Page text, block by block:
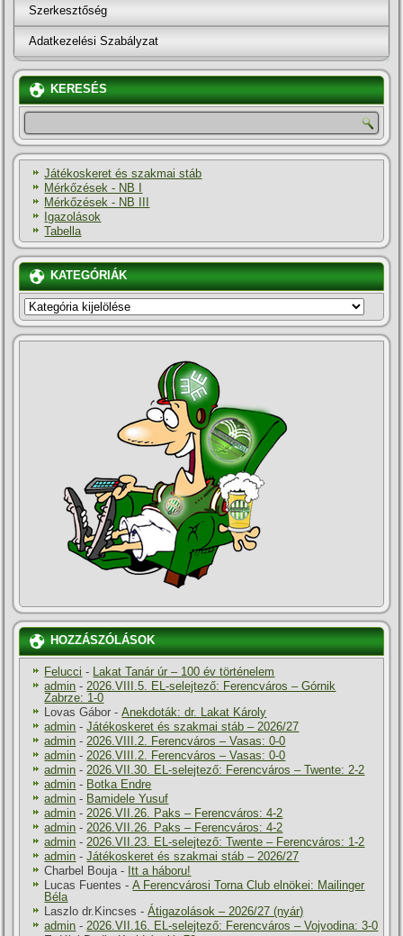
Szerkesztőség
Adatkezelési Szabályzat
KERESÉS
Játékoskeret és szakmai stáb
Mérkőzések - NB I
Mérkőzések - NB III
Igazolások
Tabella
KATEGÓRIÁK
KATEGÓRIÁK
HOZZÁSZÓLÁSOK
Felucci - Lakat Tanár úr – 100 év történelem
admin -2026.VIII.5. EL-selejtező: Ferencváros – Górnik
Zabrze: 1-0
Lovas Gábor -Anekdoták: dr. Lakat Károly
admin -Játékoskeret és szakmai stáb – 2026/27
admin -2026.VIII.2. Ferencváros – Vasas: 0-0
admin -2026.VIII.2. Ferencváros – Vasas: 0-0
admin -2026.VII.30. EL-selejtező: Ferencváros – Twente: 2-2
admin - Botka Endre
admin - Bamidele Yusuf
admin -2026.VII.26. Paks – Ferencváros: 4-2
admin -2026.VII.26. Paks – Ferencváros: 4-2
admin -2026.VII.23. EL-selejtező: Twente – Ferencváros: 1-2
admin -Játékoskeret és szakmai stáb – 2026/27
Charbel Bouja- Itt a háboru!
Lucas Fuentes -A Ferencvárosi Torna Club elnökei: Mailinger
Béla
Laszlo dr.Kincses -Átigazolások – 2026/27 (nyár)
admin -2026.VII.16. EL-selejtező: Ferencváros – Vojvodina: 3-0